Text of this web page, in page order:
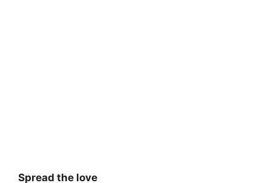
Spread the love